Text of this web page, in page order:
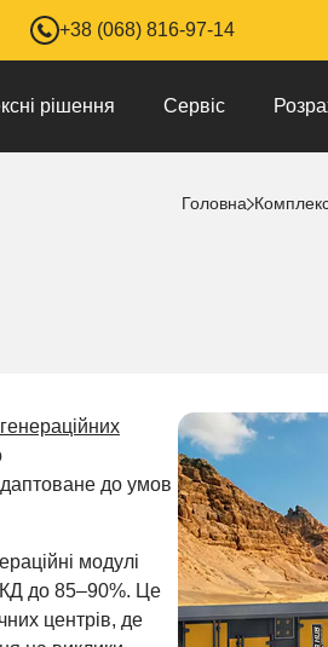
+38 (068) 816-97-14
рішення Сервіс
Головна
до умов
модулі
до 85–90%. Це
центрів, де